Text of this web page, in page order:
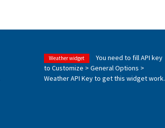
Weather widget
You need to fill API key
to Customize > General Options >
Weather API Key to get this widget work.